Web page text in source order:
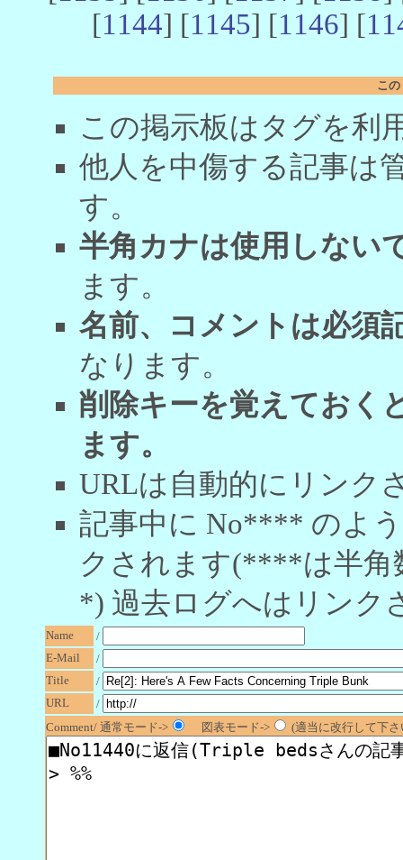
[1144] [1145] [1146] [
こ
この掲示板はタグを利
他人を中傷する記事は
す。
半角カナは使用しない
ます。
名前、コメントは必須
なります。
削除キーを覚えておく
ます。
URLは自動的にリンク
記事中に No**** のよ
クされます(****は半角
*) 過去ログへはリンク
Name
/
E-Mail
/
Title
/
URL
/
Comment/ 通常モード->
図表モード-> (適当に改行して下